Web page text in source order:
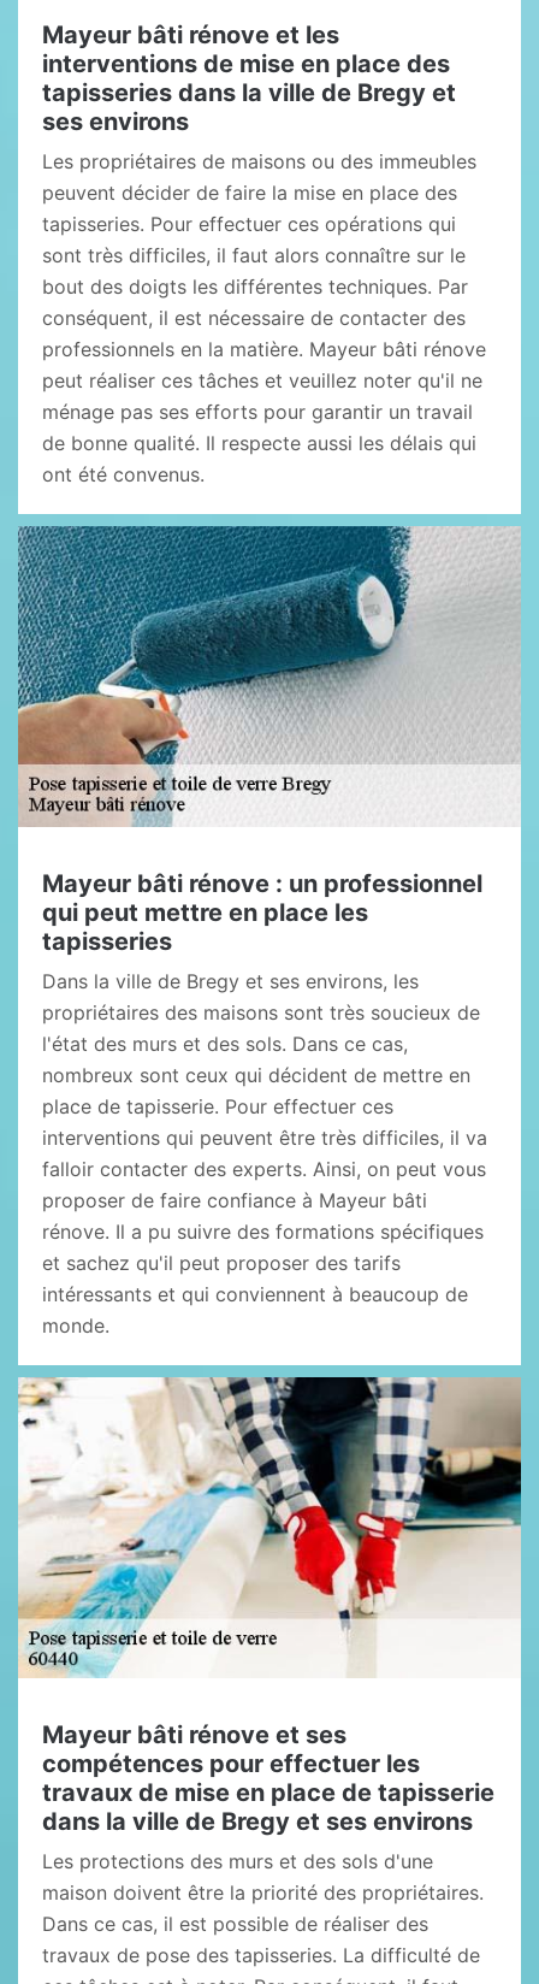
Mayeur bâti rénove et les
interventions de mise en place des
tapisseries dans la ville de Bregy et
ses environs
Les propriétaires de maisons ou des immeubles
peuvent décider de faire la mise en place des
tapisseries. Pour effectuer ces opérations qui
sont très difficiles, il faut alors connaître sur le
bout des doigts les différentes techniques. Par
conséquent, il est nécessaire de contacter des
professionnels en la matière. Mayeur bâti rénove
peut réaliser ces tâches et veuillez noter qu'il ne
ménage pas ses efforts pour garantir un travail
de bonne qualité. Il respecte aussi les délais qui
ont été convenus.
Mayeur bâti rénove : un professionnel
qui peut mettre en place les
tapisseries
Dans la ville de Bregy et ses environs, les
propriétaires des maisons sont très soucieux de
l'état des murs et des sols. Dans ce cas,
nombreux sont ceux qui décident de mettre en
place de tapisserie. Pour effectuer ces
interventions qui peuvent être très difficiles, il va
falloir contacter des experts. Ainsi, on peut vous
proposer de faire confiance à Mayeur bâti
rénove. Il a pu suivre des formations spécifiques
et sachez qu'il peut proposer des tarifs
intéressants et qui conviennent à beaucoup de
monde.
Mayeur bâti rénove et ses
compétences pour effectuer les
travaux de mise en place de tapisserie
dans la ville de Bregy et ses environs
Les protections des murs et des sols d'une
maison doivent être la priorité des propriétaires.
Dans ce cas, il est possible de réaliser des
travaux de pose des tapisseries. La difficulté de